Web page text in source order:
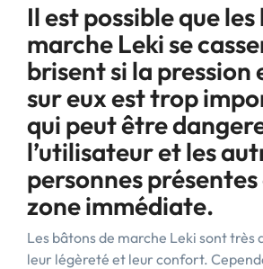
Il est possible que
marche Leki se
brisent si la pression
sur eux est trop
qui peut être
l’utilisateur et les
personnes présentes
zone immédiate.
Les bâtons de marche Leki sont très
leur légèreté et leur confort.